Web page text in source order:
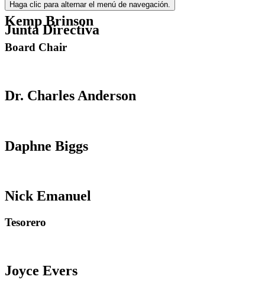
Haga clic para alternar el menú de navegación.
Junta Directiva
Kemp Brinson
Board Chair
Dr. Charles Anderson
Daphne Biggs
Nick Emanuel
Tesorero
Joyce Evers